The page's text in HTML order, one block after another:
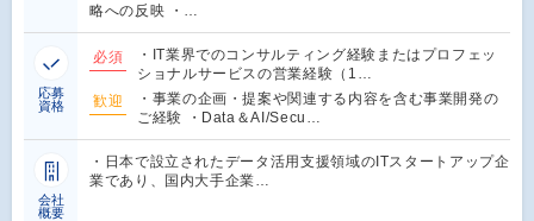
略への反映 ・…
応募
資格
必須
・IT業界でのコンサルティング経験またはプロフェッ
ショナルサービスの営業経験（1…
歓迎
・事業の企画・提案や関連する内容を含む事業開発の
ご経験 ・Data＆AI/Secu…
会社
概要
・日本で設立されたデータ活用支援領域のITスタートアップ企
業であり、国内大手企業…